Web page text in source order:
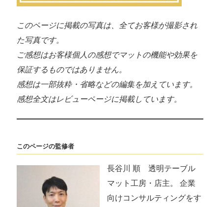
このページに掲載の写真は、全てお客様が撮影され
た写真です。
ご感想はお客様個人の感想でマットの機能や効果を
保証するものではありません。
感想は一部抜粋・省略などの編集を加えています。
感想全文はレビューページに掲載しています。
このページの監修者
長谷川 順透明テーブル
マット工房 ・店主。 企業
向けコンサルティングをす